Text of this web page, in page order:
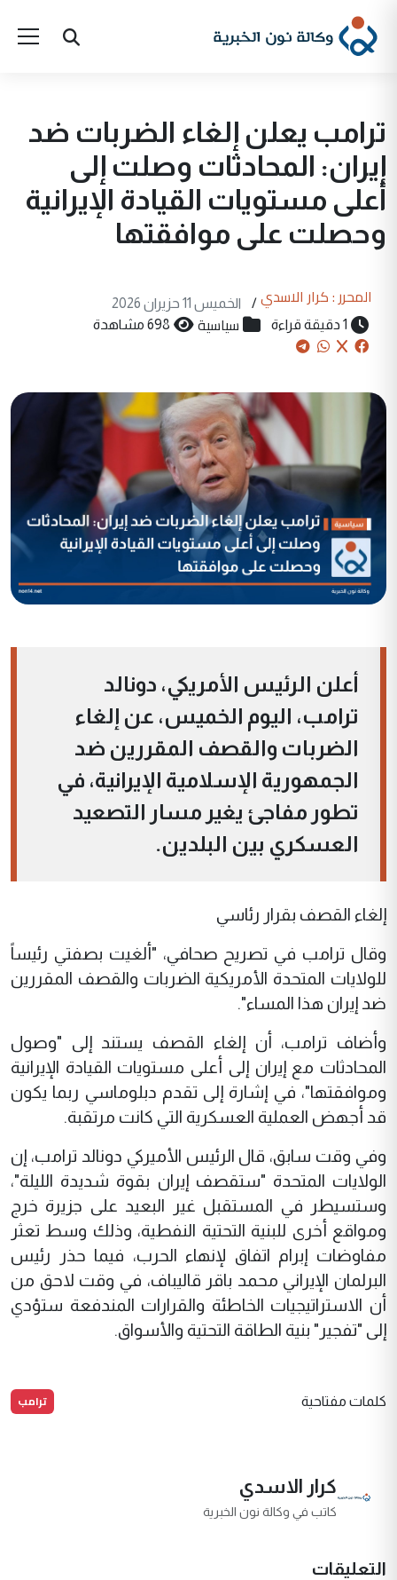
ترامب يعلن إلغاء الضربات ضد
إيران: المحادثات وصلت إلى
أعلى مستويات القيادة الإيرانية
وحصلت على موافقتها
المحرر : كرار الاسدي /
الخميس 11 حزيران 2026
1 دقيقة قراءة
سياسية 698 مشاهدة
أعلن الرئيس الأمريكي، دونالد
ترامب، اليوم الخميس، عن إلغاء
الضربات والقصف المقررين ضد
الجمهورية الإسلامية الإيرانية، في
تطور مفاجئ يغير مسار التصعيد
العسكري بين البلدين.
إلغاء القصف بقرار رئاسي
وقال ترامب في تصريح صحافي، "ألغيت بصفتي رئيساً
للولايات المتحدة الأمريكية الضربات والقصف المقررين
ضد إيران هذا المساء".
وأضاف ترامب، أن إلغاء القصف يستند إلى "وصول
المحادثات مع إيران إلى أعلى مستويات القيادة الإيرانية
وموافقتها"، في إشارة إلى تقدم دبلوماسي ربما يكون
قد أجهض العملية العسكرية التي كانت مرتقبة.
وفي وقت سابق، قال الرئيس الأميركي دونالد ترامب، إن
الولايات المتحدة "ستقصف إيران بقوة شديدة الليلة"،
وستسيطر في المستقبل غير البعيد على جزيرة خرج
ومواقع أخرى للبنية التحتية النفطية، وذلك وسط تعثر
مفاوضات إبرام اتفاق لإنهاء الحرب، فيما حذر رئيس
البرلمان الإيراني محمد باقر قاليباف، في وقت لاحق من
أن الاستراتيجيات الخاطئة والقرارات المندفعة ستؤدي
إلى "تفجير" بنية الطاقة التحتية والأسواق.
كلمات مفتاحية ترامب
كرار الاسدي
كاتب في وكالة نون الخبرية
التعليقات